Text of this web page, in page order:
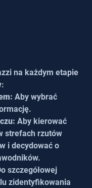
na każdym etapie
Aby wybrać
Aby kierować
strefach rzutów
i decydować o
szczegółowej
zidentyfikowania